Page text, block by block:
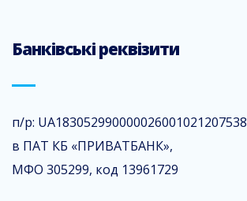
Банківські реквізити
п/р: UA183052990000026001021207538
в ПАТ КБ «ПРИВАТБАНК»,
МФО 305299, код 13961729